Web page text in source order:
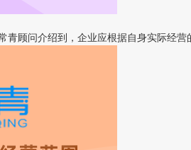
青顾问介绍到，企业应根据自身实际经